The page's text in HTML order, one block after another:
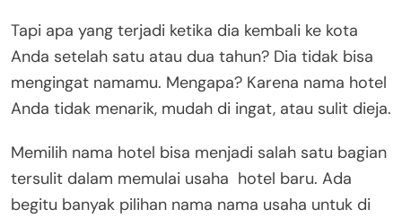
Tapi apa yang terjadi ketika dia kembali ke kota
Anda setelah satu atau dua tahun? Dia tidak bisa
mengingat namamu. Mengapa? Karena nama hotel
Anda tidak menarik, mudah di ingat, atau sulit dieja.
Memilih nama hotel bisa menjadi salah satu bagian
tersulit dalam memulai usaha hotel baru. Ada
begitu banyak pilihan nama nama usaha untuk di